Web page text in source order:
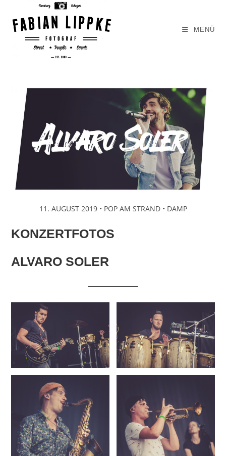
Inhalt
springen
MENÜ
11. AUGUST 2019 • POP AM STRAND • DAMP
KONZERTFOTOS
ALVARO SOLER